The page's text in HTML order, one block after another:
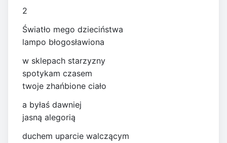
2
Światło mego dzieciństwa
lampo błogosławiona
w sklepach starzyzny
spotykam czasem
twoje zhańbione ciało
a byłaś dawniej
jasną alegorią
duchem uparcie walczącym